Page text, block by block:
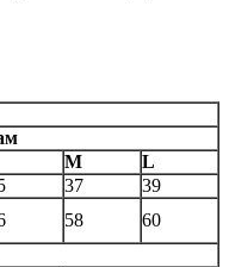
M
L
37
39
58
60